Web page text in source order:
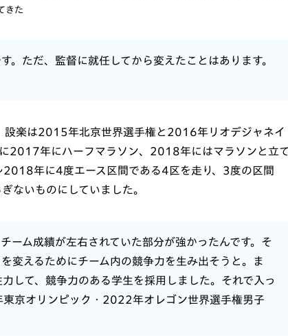
きた
。ただ、監督に就任してから変えたことはあります。
設楽は2015年北京世界選手権と2016年リオデジャネイ
2017年にハーフマラソン、2018年にはマラソンと立
年に4度エース区間である4区を走り、3度の区間
ないものにしていました。
ーム成績が左右されていた部分が強かったんです。そ
変えるためにチーム内の競争力を生み出そうと。ま
して、競争力のある学生を採用しました。それで入っ
京オリンピック・2022年オレゴン世界選手権男子